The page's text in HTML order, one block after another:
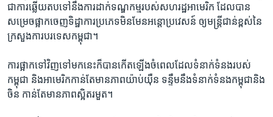
ជា​ការ​ឆ្លើយតប​ទៅ​នឹង​ការ​ដាក់ទណ្ឌកម្ម​របស់​សហរដ្ឋ​អាមេរិក​ ​ដែល​បាន​
សម្រេច​ផ្អាក​ចេញ​ទិដ្ឋាការ​ប្រភេទ​មិនមែន​អន្តោប្រវេសន៍​ ​ឲ្យ​មន្រ្តី​ជាន់ខ្ពស់​នៃ​
ក្រ​សួង​ការ​បរទេស​កម្ពុជា។
​ការ​ផ្អាក​ទៅវិញ​ទៅមក​នេះ​ក៏បាន​កើតឡើង​ចំ​ពេល​ដែល​ទំនាក់​ទំនង​របស់​
កម្ពុជា​ ​និង​អាមេរិក​កាន់តែ​មាន​ភាព​យ៉ាប់យ៉ឺន​ ​ទន្ទឹម​នឹង​ទំនាក់ទំនង​កម្ពុជា​និង​
ចិន កាន់តែ​មាន​ភាព​ស្អិត​រមួត។